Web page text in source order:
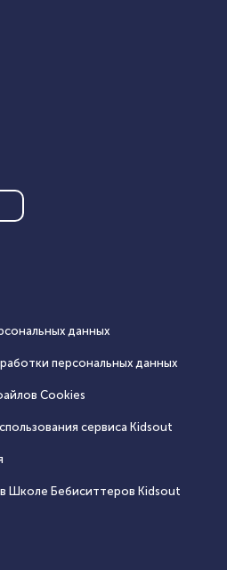
данных
персональных данных
Cookies
сервиса Кidsout
Школе Бебиситтеров Kidsout